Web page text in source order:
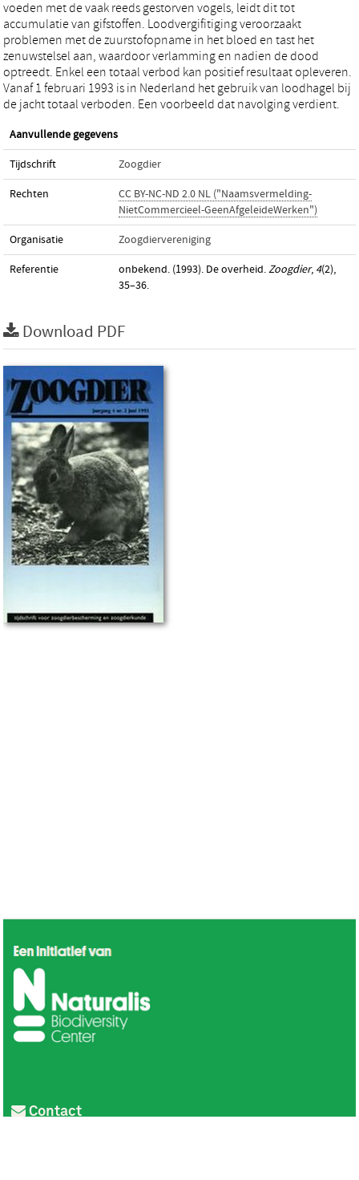
voeden met de vaak reeds gestorven vogels, leidt dit tot
accumulatie van gifstoffen. Loodvergifitiging veroorzaakt
problemen met de zuurstofopname in het bloed en tast het
zenuwstelsel aan, waardoor verlamming en nadien de dood
optreedt. Enkel een totaal verbod kan positief resultaat opleveren.
Vanaf 1 februari 1993 is in Nederland het gebruik van loodhagel bij
de jacht totaal verboden. Een voorbeeld dat navolging verdient.
Aanvullende gegevens
Tijdschrift Zoogdier
Rechten
CC BY-NC-ND 2.0 NL ("Naamsvermelding-
NietCommercieel-GeenAfgeleideWerken")
Organisatie Zoogdiervereniging
Referentie onbekend. (1993). De overheid.Zoogdier, 4(2),
35–36.
Download PDF
Contact